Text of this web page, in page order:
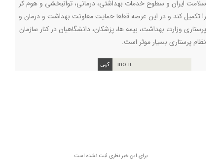
سلامت ایران و سطوح خدمات بهداشتی، درمانی، توانبخشی و هوم کر
را تکمیل کند و در این عرصه قطعا حمایت معاونت بهداشت و درمان و
پرستاری وزارت بهداشت، بیمه ها، پزشکان، دانشگاهیان در کنار سازمان
نظام پرستاری بسیار موثر است.
ino.ir
برای این خبر نظری ثبت نشده است